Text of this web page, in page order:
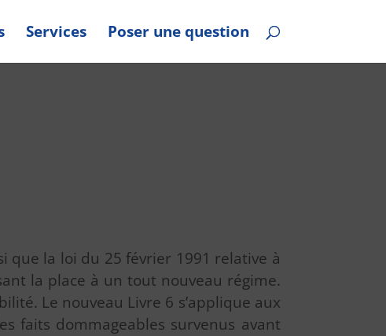
Services Poser une question
que la loi du 25 février 1991 relative à
la place à un tout nouveau régime.
Le nouveau Livre 6 s’applique aux
faits dommageables survenus avant